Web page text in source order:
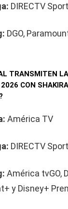
DIRECTV
DGO,
TRANSMITEN
CON
América TV
DIRECTV
América tvGO,
y Disney+